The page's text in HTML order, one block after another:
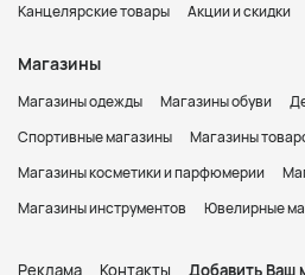
Канцелярские товары
Акции и скидки
Магазины
Магазины одежды Магазины обуви
Спортивные магазины
Магазины
Магазины косметики и парфюмерии
Магазины инструментов
Ювелирные
Реклама Контакты Добавить Ваш